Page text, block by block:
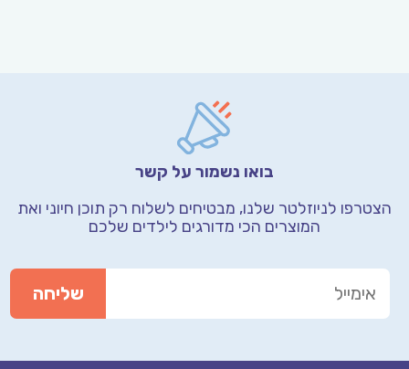
בואו נשמור על קשר
הצטרפו לניוזלטר שלנו, מבטיחים לשלוח רק תוכן חיוני ואת
המוצרים הכי מדורגים לילדים שלכם